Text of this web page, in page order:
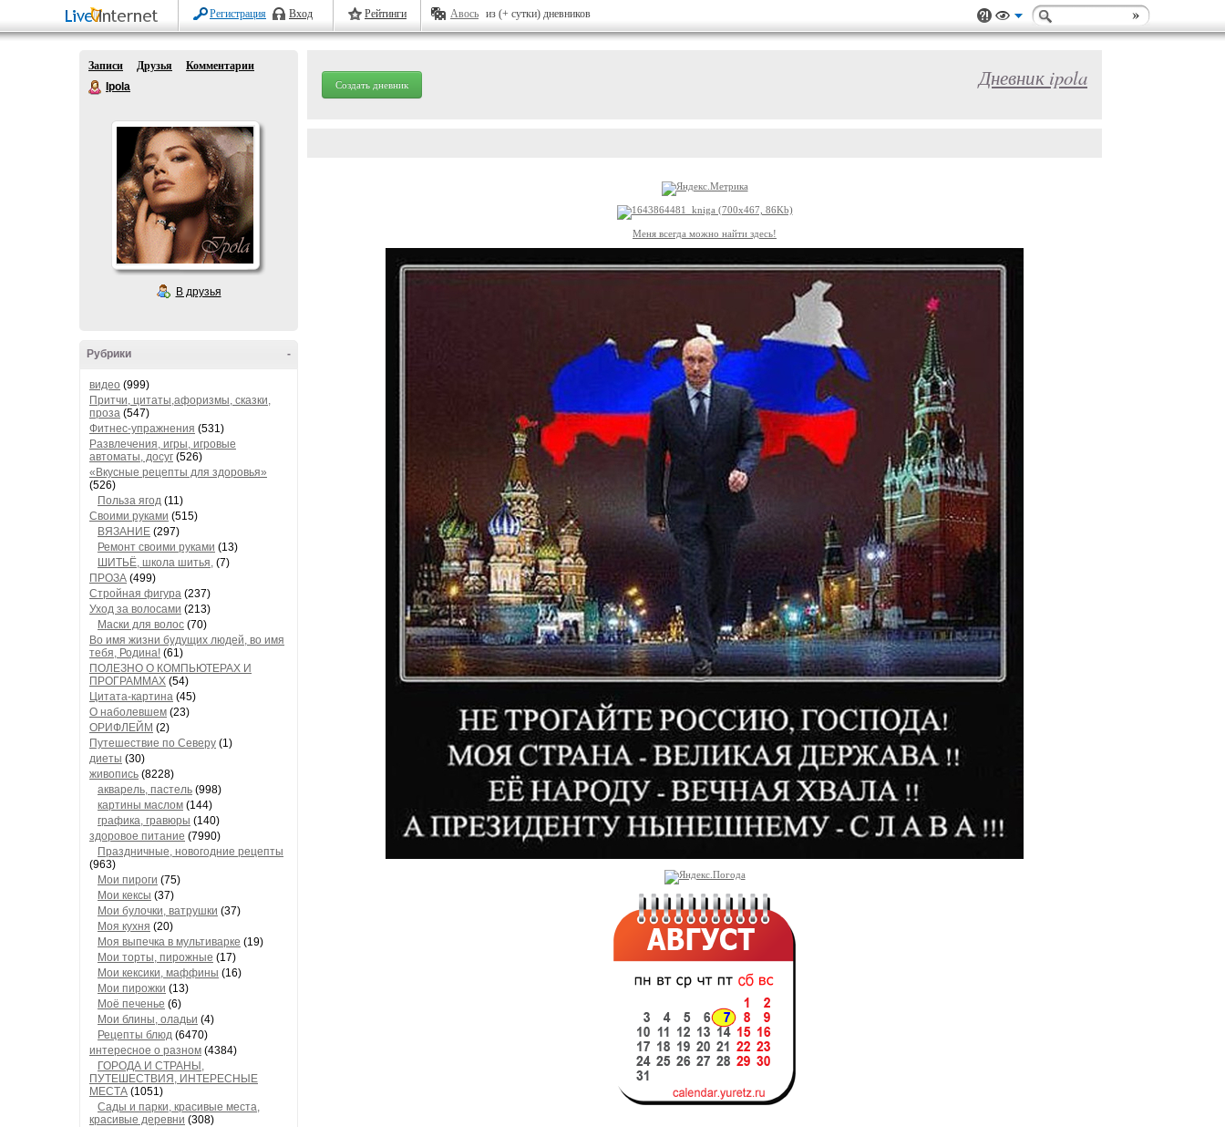
Регистрация Вход Рейтинги Авось из (+ сутки) дневников
Записи Друзья
Комментарии
Ipola
В друзья
-
Рубрики
видео (999)
Притчи, цитаты,афоризмы, сказки,
проза (547)
Фитнес-упражнения (531)
Развлечения, игры, игровые
автоматы, досуг (526)
«Вкусные рецепты для здоровья»
(526)
Польза ягод (11)
Своими руками (515)
ВЯЗАНИЕ (297)
Ремонт своими руками (13)
ШИТЬЁ, школа шитья, (7)
ПРОЗА (499)
Стройная фигура (237)
Уход за волосами (213)
Маски для волос (70)
Во имя жизни будущих людей, во имя
тебя, Родина! (61)
ПОЛЕЗНО О КОМПЬЮТЕРАХ И
ПРОГРАММАХ (54)
Цитата-картина (45)
О наболевшем (23)
ОРИФЛЕЙМ (2)
Путешествие по Северу (1)
диеты (30)
живопись (8228)
акварель, пастель (998)
картины маслом (144)
графика, гравюры (140)
здоровое питание (7990)
Праздничные, новогодние рецепты
(963)
Мои пироги (75)
Мои кексы (37)
Мои булочки, ватрушки (37)
Моя кухня (20)
Моя выпечка в мультиварке (19)
Мои торты, пирожные (17)
Мои кексики, маффины (16)
Мои пирожки (13)
Моё печенье (6)
Мои блины, оладьи (4)
Рецепты блюд (6470)
интересное о разном (4384)
ГОРОДА И СТРАНЫ,
ПУТЕШЕСТВИЯ, ИНТЕРЕСНЫЕ
МЕСТА (1051)
Сады и парки, красивые места,
красивые деревни (308)
Создать дневник Дневник ipola
Меня всегда можно найти здесь!